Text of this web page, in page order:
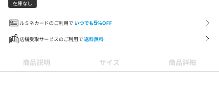
在庫なし
ルミネカードのご利用で いつでも5%OFF
店舗受取サービスのご利用で 送料無料
商品説明 サイズ 商品詳細